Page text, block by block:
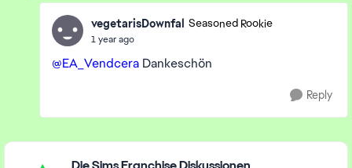
vegetarisDownfal Seasoned Rookie
1 year ago
@EA_Vendcera Dankeschön
Reply
Featured Places